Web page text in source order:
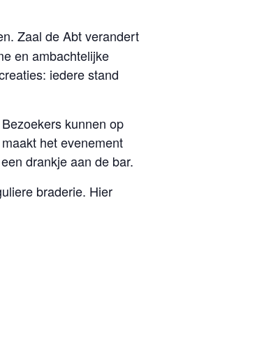
Zaal de Abt verandert
en ambachtelijke
iedere stand
kunnen op
het evenement
drankje aan de bar.
braderie. Hier